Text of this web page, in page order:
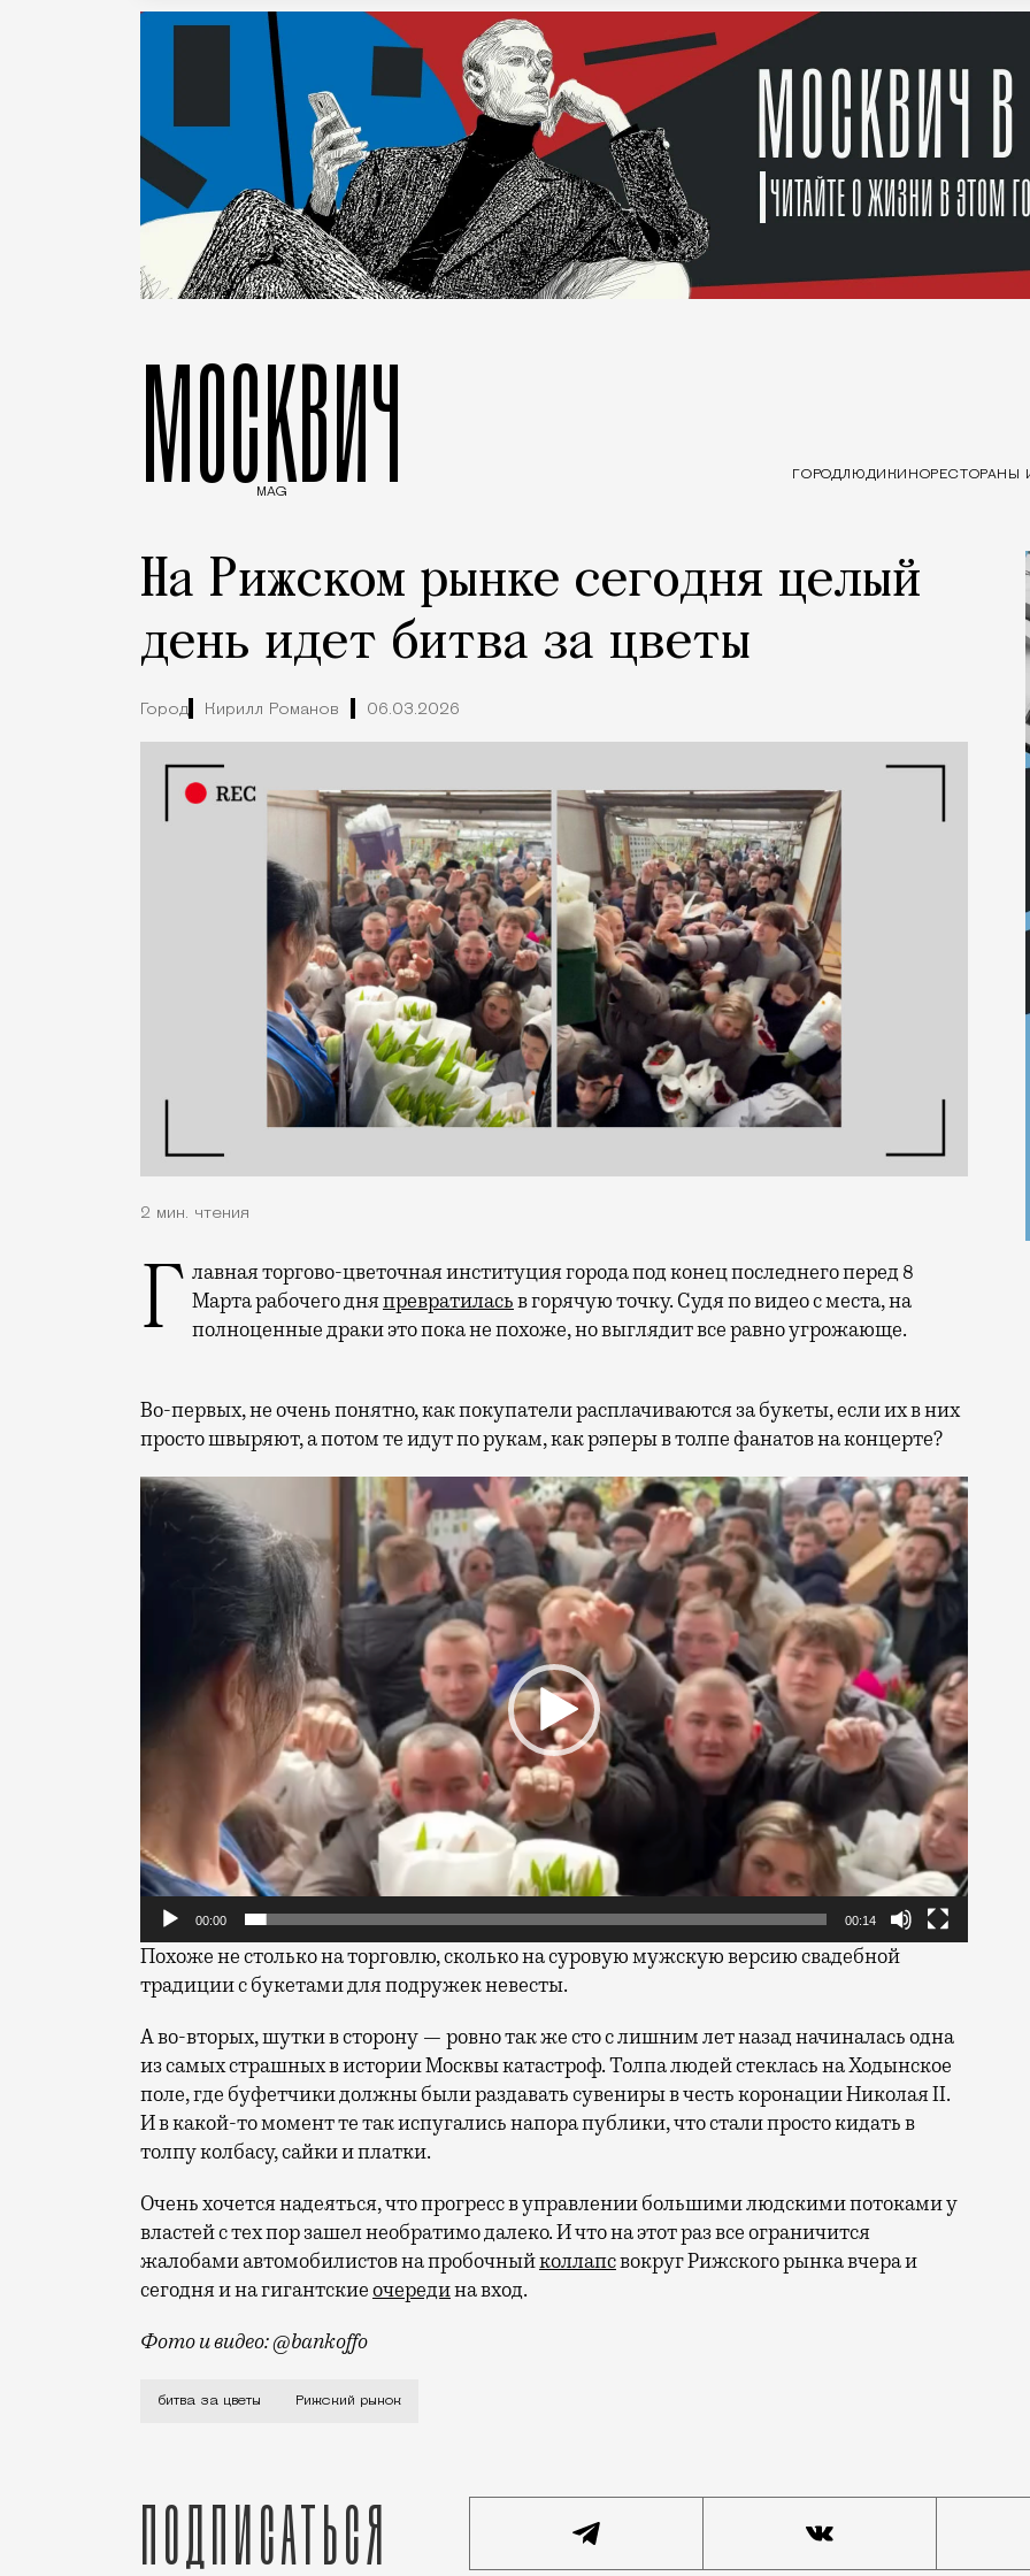
МОСКВИЧ
MAG
ГОРОДЛЮДИ КИНОРЕСТОРАНЫ
На Рижском рынке сегодня целый
день идет битва за цветы
Город Кирилл Романов 06.03.2026
2 мин. чтения
Главная торгово-цветочная институция города под конец последнего перед 8 Марта рабочего дняпревратиласьв горячую точку. Судя по видео с места, на
полноценные драки это пока не похоже, но выглядит все равно угрожающе.
Во-первых, не очень понятно, как покупатели расплачиваются за букеты, если их в них
просто швыряют, а потом те идут по рукам, как рэперы в толпе фанатов на концерте?
Видеоплеер
00:00 00:14
Похоже не столько на торговлю, сколько на суровую мужскую версию свадебной
традиции с букетами для подружек невесты.
А во-вторых, шутки в сторону — ровно так же сто с лишним лет назад начиналась одна
из самых страшных в истории Москвы катастроф. Толпа людей стеклась на Ходынское
поле, где буфетчики должны были раздавать сувениры в честь коронации Николая II.
И в какой-то момент те так испугались напора публики, что стали просто кидать в
толпу колбасу, сайки и платки.
Очень хочется надеяться, что прогресс в управлении большими людскими потоками у
властей с тех пор зашел необратимо далеко. И что на этот раз все ограничится
жалобами автомобилистов на пробочныйколлапсвокруг Рижского рынка вчера и
сегодня и на гигантскиеочередина вход.
Фото и видео: @bankoffo
Главная торгово-цветочная институция города под конец последнего перед 8 Марта
битва за цветы Рижский рынок
Подписаться